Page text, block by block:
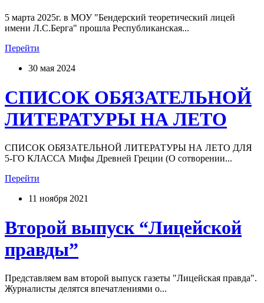
5 марта 2025г. в МОУ "Бендерский теоретический лицей
имени Л.С.Берга" прошла Республиканская...
Перейти
30 мая 2024
СПИСОК ОБЯЗАТЕЛЬНОЙ
ЛИТЕРАТУРЫ НА ЛЕТО
СПИСОК ОБЯЗАТЕЛЬНОЙ ЛИТЕРАТУРЫ НА ЛЕТО ДЛЯ
5-ГО КЛАССА Мифы Древней Греции (О сотворении...
Перейти
11 ноября 2021
Второй выпуск “Лицейской
правды”
Представляем вам второй выпуск газеты "Лицейская правда".
Журналисты делятся впечатлениями о...